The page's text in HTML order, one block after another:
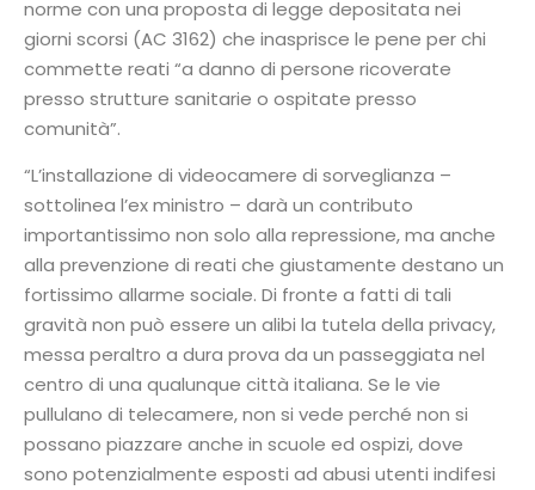
norme con una proposta di legge depositata nei
giorni scorsi (AC 3162) che inasprisce le pene per chi
commette reati “a danno di persone ricoverate
presso strutture sanitarie o ospitate presso
comunità”.
“L’installazione di videocamere di sorveglianza –
sottolinea l’ex ministro – darà un contributo
importantissimo non solo alla repressione, ma anche
alla prevenzione di reati che giustamente destano un
fortissimo allarme sociale. Di fronte a fatti di tali
gravità non può essere un alibi la tutela della privacy,
messa peraltro a dura prova da un passeggiata nel
centro di una qualunque città italiana. Se le vie
pullulano di telecamere, non si vede perché non si
possano piazzare anche in scuole ed ospizi, dove
sono potenzialmente esposti ad abusi utenti indifesi